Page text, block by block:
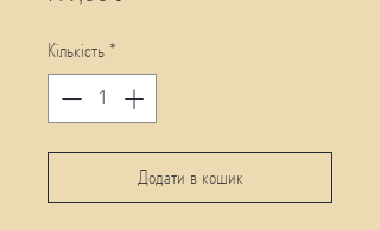
Кількість *
Додати в кошик